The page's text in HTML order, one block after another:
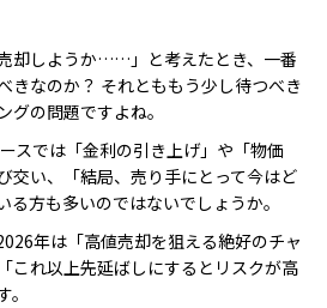
却しようか……」と考えたとき、一番
きなのか？ それとももう少し待つべき
グの問題ですよね。
スでは「金利の引き上げ」や「物価
交い、「結局、売り手にとって今はど
る方も多いのではないでしょうか。
年は「高値売却を狙える絶好のチャ
これ以上先延ばしにするとリスクが高